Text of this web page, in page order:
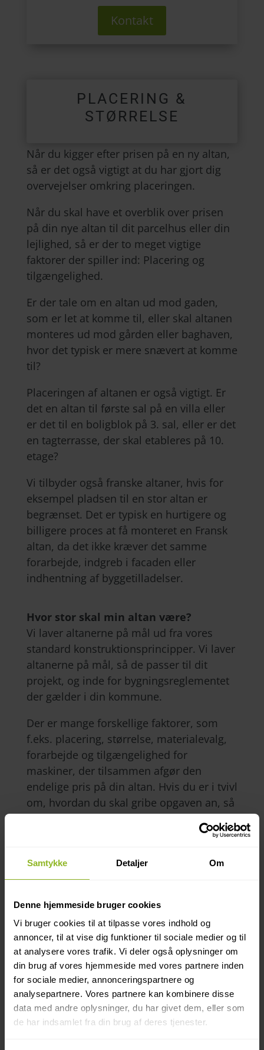
Samtykke Detaljer Om
Denne hjemmeside bruger cookies
Vi bruger cookies til at tilpasse vores indhold og
annoncer, til at vise dig funktioner til sociale medier og til
at analysere vores trafik. Vi deler også oplysninger om
din brug af vores hjemmeside med vores partnere inden
for sociale medier, annonceringspartnere og
analysepartnere. Vores partnere kan kombinere disse
data med andre oplysninger, du har givet dem, eller som
de har indsamlet fra din brug af deres tjenester.
Kontakt
PLACERING &
STØRRELSE
Når du kigger efter prisen på en ny altan,
så er det også vigtigt at du har gjort dig
overvejelser omkring placeringen.
Når du skal have et overblik over prisen
på din nye altan til dit parcelhus eller din
lejlighed, så er der to meget vigtige
faktorer der spiller ind: Placering og
tilgængelighed.
Er der tale om en altan ud mod gaden,
som er let at komme til, eller skal altanen
monteres ud mod gården eller baghaven,
hvor det typisk er mere snævert at komme
til?
Placeringen af altanen er også vigtigt. Er
det en altan til første sal på en villa eller
er det til en boligblok på 3. sal, eller er det
en tagterrasse, der skal etableres på 10.
etage?
Vi tilbyder også franske altaner, hvis for
eksempel pladsen til en stor altan er
begrænset. Det er typisk en hurtigere og
billigere proces at få monteret en Fransk
altan, da det ikke kræver det samme
forarbejde, indgreb i facaden eller
indhentning af byggetilladelser.
Hvor stor skal min altan være?
Vi laver altanerne på mål ud fra vores
standard konstruktionsprincipper. Vi laver
altanerne på mål, så de passer til dit
projekt, og inde for bygningsreglementet
der gælder i din kommune.
Der er mange forskellige faktorer, som
f.eks. placering, størrelse, materialevalg,
forarbejde og tilgængelighed for
maskiner, der tilsammen afgør den
endelige pris på din altan. Hvis du er i tvivl
om, hvordan du skal gribe opgaven an, så
er vi altid klar til en snak omkring de
muligheder du har for en eller flere